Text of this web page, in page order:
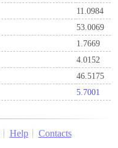
11.0984
53.0069
1.7669
4.0152
46.5175
5.7001
Help Contacts